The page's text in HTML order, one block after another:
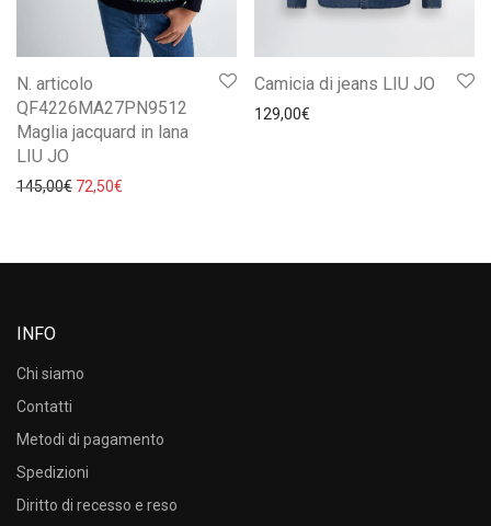
N. articolo
QF4226MA27PN9512
Maglia jacquard in lana
LIU JO
145,00€ Il prezzo originale era: 145,00€.
72,50€
Camicia di jeans LIU JO
129,00€
INFO
Chi siamo
Contatti
Metodi di pagamento
Spedizioni
Diritto di recesso e reso